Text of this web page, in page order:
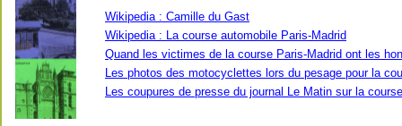
Wikipedia : Camille du Gast
Wikipedia : La course automobile Paris-Madrid
Quand les victimes de la course Paris-Madrid ont les
Les photos des motocyclettes lors du pesage pour la
Les coupures de presse du journal Le Matin sur la